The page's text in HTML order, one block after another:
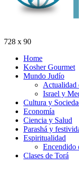
728 x 90
Home
Kosher Gourmet
Mundo Judío
Actualidad
Israel y
Cultura y
Economía
Ciencia y Salud
Parashá y
Espiritualidad
Encendido
Clases de Torá